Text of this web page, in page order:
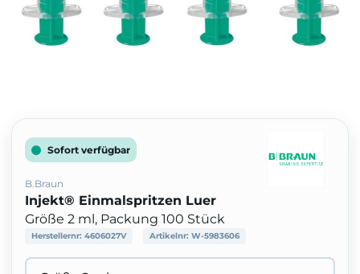
Sofort verfügbar
B.Braun
Injekt® Einmalspritzen Luer
Größe 2 ml, Packung 100 Stück
Herstellernr: 4606027V Artikelnr: W-5983606